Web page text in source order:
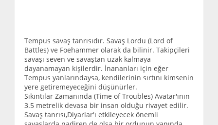
Tempus savaş tanrısıdır. Savaş Lordu (Lord of
Battles) ve Foehammer olarak da bilinir. Takipçileri
savaşı seven ve savaştan uzak kalmaya
dayanamayan kişilerdir. İnananları için eğer
Tempus yanlarındaysa, kendilerinin sırtını kimsenin
yere getiremeyeceğini düşünürler.
Sıkıntılar Zamanında (Time of Troubles) Avatar'ının
3.5 metrelik devasa bir insan olduğu rivayet edilir.
Savaş tanrısı,Diyarlar'ı etkileyecek önemli